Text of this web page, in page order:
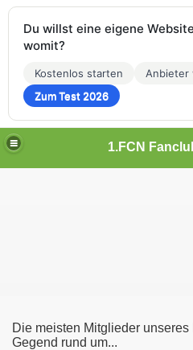
Die meisten Mitglieder
Gegend rund um...
Du willst eine eigene
womit?
Kostenlos starten
Anbieter
Zum Test 2026